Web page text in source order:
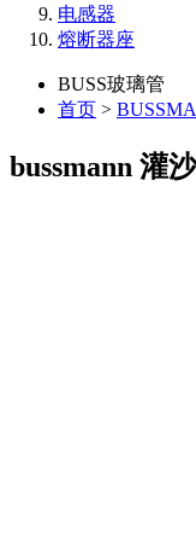
电感器
熔断器座
BUSS玻璃管
首页 >
bussmann 灌